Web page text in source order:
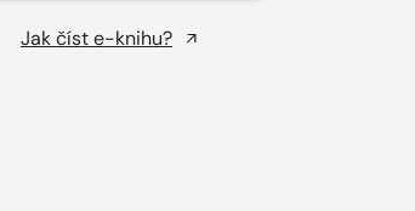
Jak číst e-knihu?